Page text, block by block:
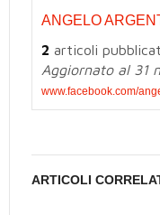
ANGELO
2 articoli
Aggiornato al 31
www.facebook.com/
ARTICOLI